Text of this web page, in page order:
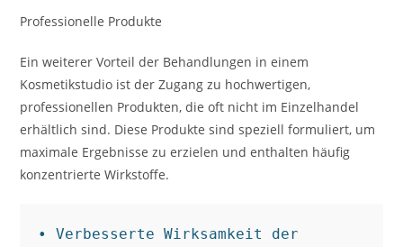
Professionelle Produkte
Ein weiterer Vorteil der Behandlungen in einem
Kosmetikstudio ist der Zugang zu hochwertigen,
professionellen Produkten, die oft nicht im Einzelhandel
erhältlich sind. Diese Produkte sind speziell formuliert, um
maximale Ergebnisse zu erzielen und enthalten häufig
konzentrierte Wirkstoffe.
• Verbesserte Wirksamkeit der